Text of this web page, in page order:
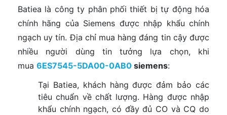
Batiea là công ty phân phối thiết bị tự động hóa
chính hãng của Siemens được nhập khẩu chính
ngạch uy tín. Địa chỉ mua hàng đáng tin cậy được
nhiều người dùng tin tưởng lựa chọn, khi
mua 6ES7545-5DA00-0AB0 siemens:
Tại Batiea, khách hàng được đảm bảo các
tiêu chuẩn về chất lượng. Hàng được nhập
khẩu chính ngạch, có đầy đủ CO và CQ do